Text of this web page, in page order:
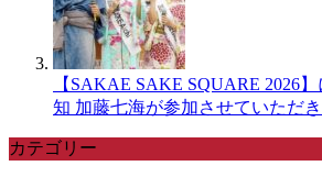
【SAKAE SAKE SQUARE 2026
知 加藤七海が参加させていただ
カテゴリー